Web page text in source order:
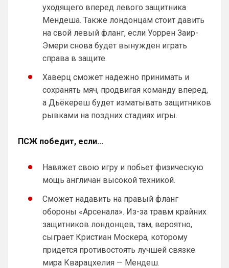
уходящего вперед левого защитника
Мендеша. Также лондонцам стоит давить
на свой левый фланг, если Уоррен Заир-
Эмери снова будет вынужден играть
справа в защите.
Хаверц сможет надежно принимать и
сохранять мяч, продвигая команду вперед,
а Дьёкереш будет изматывать защитников
рывками на поздних стадиях игры.
ПСЖ победит, если...
Навяжет свою игру и побьет физическую
мощь англичан высокой техникой.
Сможет надавить на правый фланг
обороны «Арсенала». Из-за травм крайних
защитников лондонцев, там, вероятно,
сыграет Кристиан Москера, которому
придется противостоять лучшей связке
мира Кварацхелия — Мендеш.
Пацаны, будет время поставьте в
профиле любимый клуб, если еще не
поставили. Он будет отображаться в
комментах. Писать с большой буквы, без
всяких лишних знаков: Челси
Конечно будет занятно , если Ямалю
дадут ЗМ, а не Кейну
SkyNet • 01:57
Ответ для Аристократ
Скайнет )
SkyNet• 01:59изменено
Ответ для Britball
Пацаны, будет время поставьте в профиле
любимый клуб, если еще не поставили. Он
будет отображаться в комментах. Писать с
Не хочу, я может ещё подумаю и
Барбилону к примеру поставлю или
Баварку. ))
• 02:16